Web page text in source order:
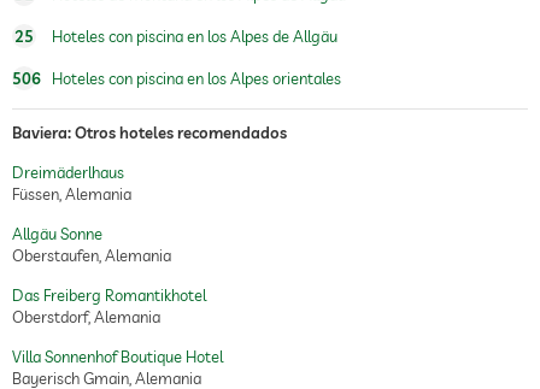
25 Hoteles con piscina en los Alpes de Allgäu
506 Hoteles con piscina en los Alpes orientales
Baviera: Otros hoteles recomendados
Dreimäderlhaus
Füssen, Alemania
Allgäu Sonne
Oberstaufen, Alemania
Das Freiberg Romantikhotel
Oberstdorf, Alemania
Villa Sonnenhof Boutique Hotel
Bayerisch Gmain, Alemania